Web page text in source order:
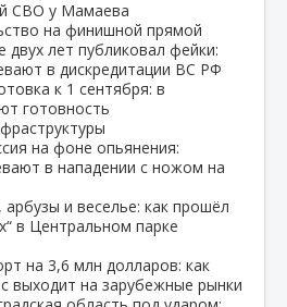
СВО у Мамаева
на финишной прямой
двух лет публиковал фейки:
в дискредитации ВС РФ
к 1 сентября: в
готовность
на фоне опьянения:
в нападении с ножом на
арбузы и веселье: как прошёл
в Центральном парке
на 3,6 млн долларов: как
выходит на зарубежные рынки